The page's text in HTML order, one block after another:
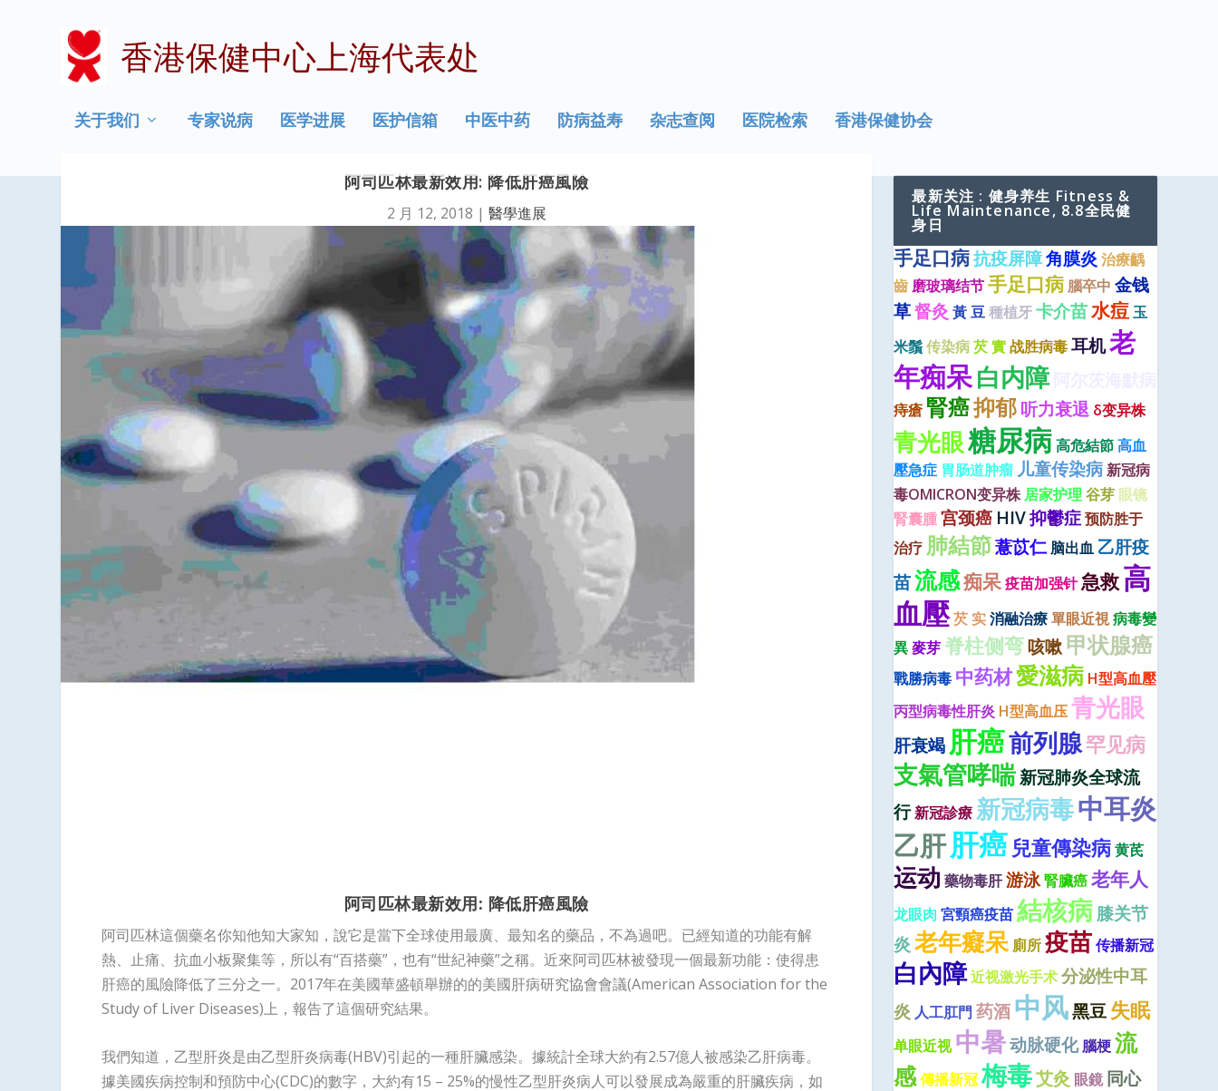
香港保健中心上海代表处
关于我们 专家说病 医学进展 医护信箱 中医中药 防病益寿 杂志查阅 医院检索 香港保健协会
阿司匹林最新效用: 降低肝癌風險
2 月 12, 2018 | 醫學進展
阿司匹林最新效用: 降低肝癌風險
阿司匹林這個藥名你知他知大家知，說它是當下全球使用最廣、最知名的藥品，不為過吧。已經知道的功能有解
熱、止痛、抗血小板聚集等，所以有“百搭藥”，也有“世紀神藥”之稱。近來阿司匹林被發現一個最新功能：使得患
肝癌的風險降低了三分之一。2017年在美國華盛頓舉辦的的美國肝病研究協會會議(American Association for the
Study of Liver Diseases)上，報告了這個研究結果。
我們知道，乙型肝炎是由乙型肝炎病毒(HBV)引起的一種肝臟感染。據統計全球大約有2.57億人被感染乙肝病毒。
據美國疾病控制和預防中心(CDC)的數字，大約有15 – 25%的慢性乙型肝炎病人可以發展成為嚴重的肝臟疾病，如
最新关注 : 健身养生 Fitness &
Life Maintenance, 8.8全民健
身日
手足口病抗疫屏障角膜炎治療齲
齒 磨玻璃结节手足口病 腦卒中 金钱
草督灸 黃 豆種植牙卡介苗水痘玉
米鬚传染病芡 實战胜病毒耳机老
年痴呆白内障
痔瘡 腎癌抑郁听力衰退 δ变异株
青光眼糖尿病高危結節高血
壓急症 胃肠道肿瘤儿童传染病新冠病
毒OMICRON变异株 居家护理 谷芽 眼镜
腎囊腫宫颈癌 HIV抑鬱症预防胜于
治疗 肺結節薏苡仁 脑出血 乙肝疫
苗流感痴呆疫苗加强针急救高
血壓芡 实消融治療單眼近視病毒變
異麥芽脊柱侧弯咳嗽甲状腺癌
戰勝病毒 中药材愛滋病 H型高血壓
丙型病毒性肝炎 H型高血压青光眼
肝衰竭 肝癌前列腺罕见病
支氣管哮喘新冠肺炎全球流
行新冠診療新冠病毒中耳炎
乙肝肝癌兒童傳染病黄芪
运动 藥物毒肝游泳腎臟癌老年人
龙眼肉 宮頸癌疫苗結核病膝关节
炎老年癡呆 廁所疫苗传播新冠
白內障近视激光手术分泌性中耳
炎 人工肛門 药酒中风黑豆失眠
单眼近视 中暑动脉硬化 腦梗流
感傳播新冠梅毒艾灸 眼鏡 同心